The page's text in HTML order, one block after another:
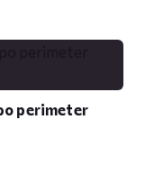
perimeter